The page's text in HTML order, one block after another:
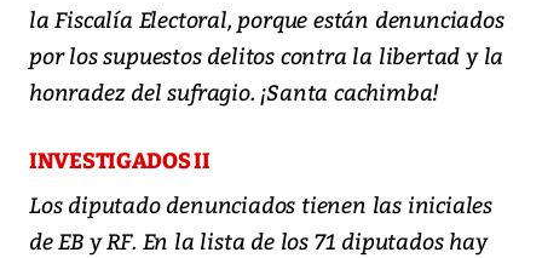
la Fiscalía Electoral, porque están denunciados
por los supuestos delitos contra la libertad y la
honradez del sufragio. ¡Santa cachimba!
INVESTIGADOS II
Los diputado denunciados tienen las iniciales
de EB y RF. En la lista de los 71 diputados hay